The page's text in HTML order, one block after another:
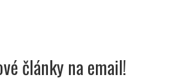
články na email!